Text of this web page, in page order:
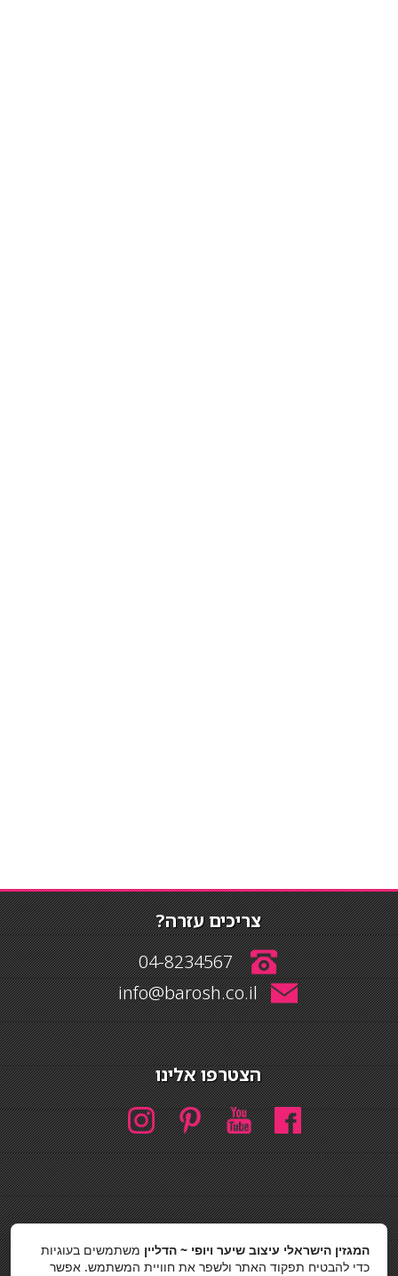
צריכים עזרה?
04-8234567
info@barosh.co.il
הצטרפו אלינו
חיפוש
חיפושהמגזין הישראלי עיצוב שיער ויופי ~ הדליין משתמשים בעוגיות
כדי להבטיח תפקוד האתר ולשפר את חוויית המשתמש. אפשר